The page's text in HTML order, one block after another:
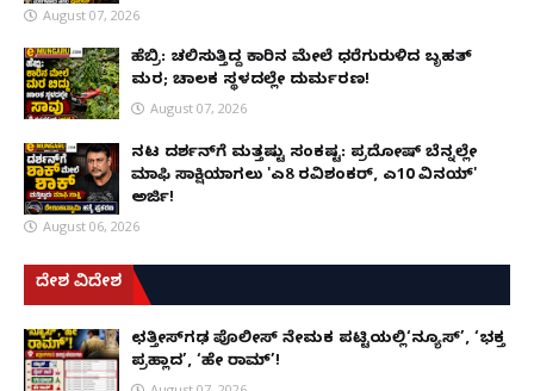
August 07, 2026
ಹೆಬ್ರಿ: ಚಲಿಸುತ್ತಿದ್ದ ಕಾರಿನ ಮೇಲೆ ಧರೆಗುರುಳಿದ ಬೃಹತ್
ಮರ; ಚಾಲಕ ಸ್ಥಳದಲ್ಲೇ ದುರ್ಮರಣ!
August 07, 2026
ನಟ ದರ್ಶನ್‌ಗೆ ಮತ್ತಷ್ಟು ಸಂಕಷ್ಟ: ಪ್ರದೋಷ್ ಬೆನ್ನಲ್ಲೇ
ಮಾಫಿ ಸಾಕ್ಷಿಯಾಗಲು 'ಎ8 ರವಿಶಂಕರ್, ಎ10 ವಿನಯ್'
ಅರ್ಜಿ!
August 06, 2026
ದೇಶ ವಿದೇಶ
ಛತ್ತೀಸ್‌ಗಢ ಪೊಲೀಸ್ ನೇಮಕ ಪಟ್ಟಿಯಲ್ಲಿ‘ನ್ಯೂಸ್’, ‘ಭಕ್ತ
ಪ್ರಹ್ಲಾದ’, ‘ಹೇ ರಾಮ್’!